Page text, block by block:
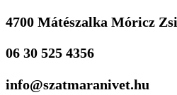
Skip
content
4700 Mátészalka Móricz
06 30 525 4356
info@szatmaranivet.hu